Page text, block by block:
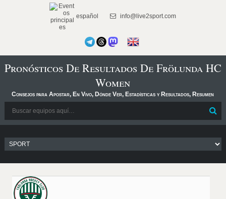
español info@live2sport.com
Pronósticos De Resultados De Frölunda HC
Women
Consejos para Apostar, En Vivo, Dónde Ver, Estadísticas y Resultados, Resumen